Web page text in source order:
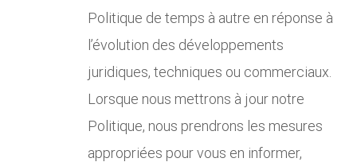
Politique de temps à autre en réponse à
l’évolution des développements
juridiques, techniques ou commerciaux.
Lorsque nous mettrons à jour notre
Politique, nous prendrons les mesures
appropriées pour vous en informer,